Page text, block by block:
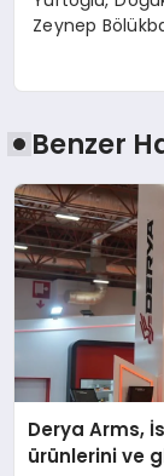
Zeynep
Benzer
Derya Arms,
ürünlerini ve